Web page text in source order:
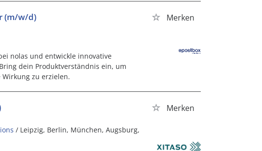
(m/w/d) Merken
nolas und entwickle innovative
dein Produktverständnis ein, um
zu erzielen.
Merken
/ Leipzig, Berlin, München, Augsburg,